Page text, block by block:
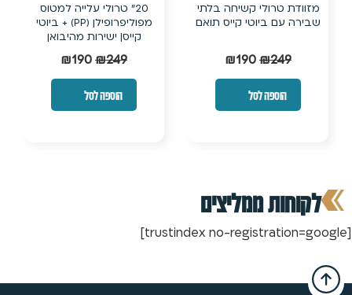
מזוודת טרולי קשיחה בלתי
שבירה עם ביוטי קייס תואם
₪249
₪190
הוספה לסל
20״ טרולי עלייה למטוס
מפוליפרופילן (PP) + ביוטי
קייס| ישירות מהיבואן
₪249
₪190
הוספה לסל
לקוחות ממליצים
[trustindex no-registration=google]